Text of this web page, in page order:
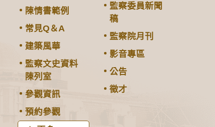
陳情書範例
常見Q＆A
建築風華
監察文史資料
陳列室
參觀資訊
預約參觀
監察委員新聞
稿
監察院月刊
影音專區
公告
徵才